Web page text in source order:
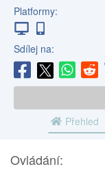
Platformy:
Sdílej na:
Přehled
Ovládání: